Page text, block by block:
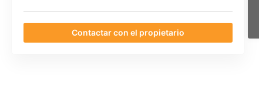
Contactar con el propietario